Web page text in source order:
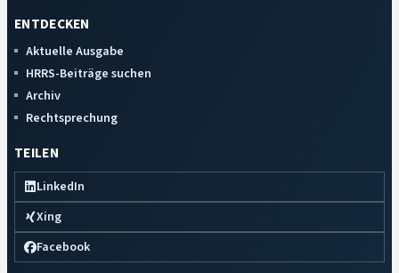
ENTDECKEN
Aktuelle Ausgabe
HRRS-Beiträge suchen
Archiv
Rechtsprechung
TEILEN
LinkedIn
Xing
Facebook